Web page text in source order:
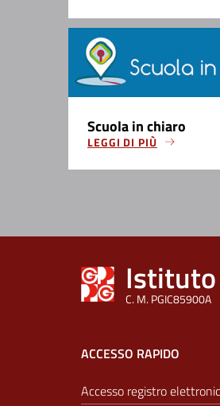
Scuola in chiaro
LEGGI DI PIÙ
Istituto
C. M. PGIC85900A
ACCESSO RAPIDO
Accesso registro